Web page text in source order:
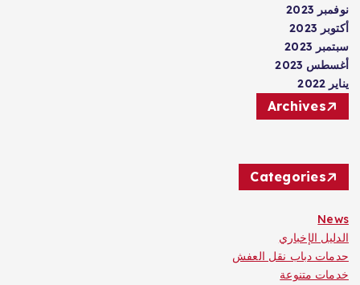
نوفمبر 2023
أكتوبر 2023
سبتمبر 2023
أغسطس 2023
يناير 2022
Archives
Categories
News
الدليل الإخباري
حدمات دباب نقل العفش
خدمات متنوعة